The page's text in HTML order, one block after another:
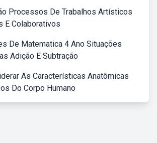
Processos De Trabalhos Artísticos
E Colaborativos
De Matematica 4 Ano Situações
Adição E Subtração
As Características Anatômicas
Do Corpo Humano